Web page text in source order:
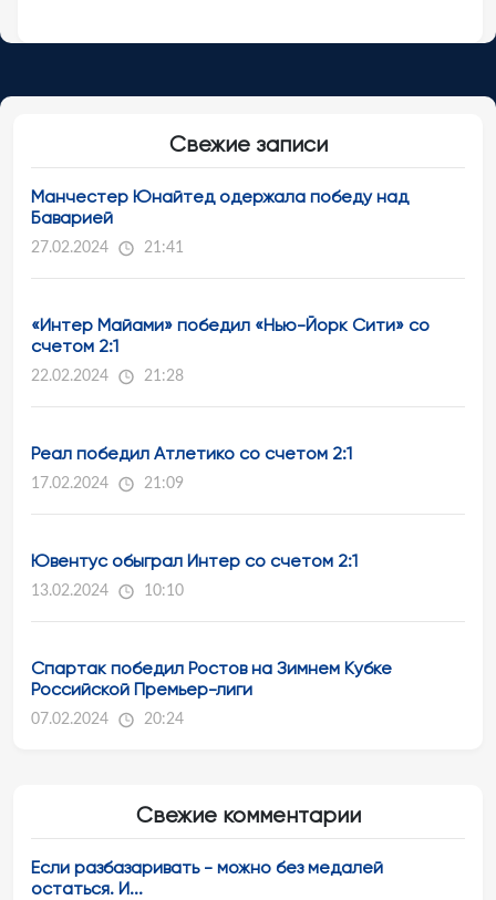
Свежие записи
Манчестер Юнайтед одержала победу над
Баварией
27.02.2024 21:41
«Интер Майами» победил «Нью-Йорк Сити» со
счетом 2:1
22.02.2024 21:28
Реал победил Атлетико со счетом 2:1
17.02.2024 21:09
Ювентус обыграл Интер со счетом 2:1
13.02.2024 10:10
Спартак победил Ростов на Зимнем Кубке
Российской Премьер-лиги
07.02.2024 20:24
Свежие комментарии
Если разбазаривать - можно без медалей
остаться. И...